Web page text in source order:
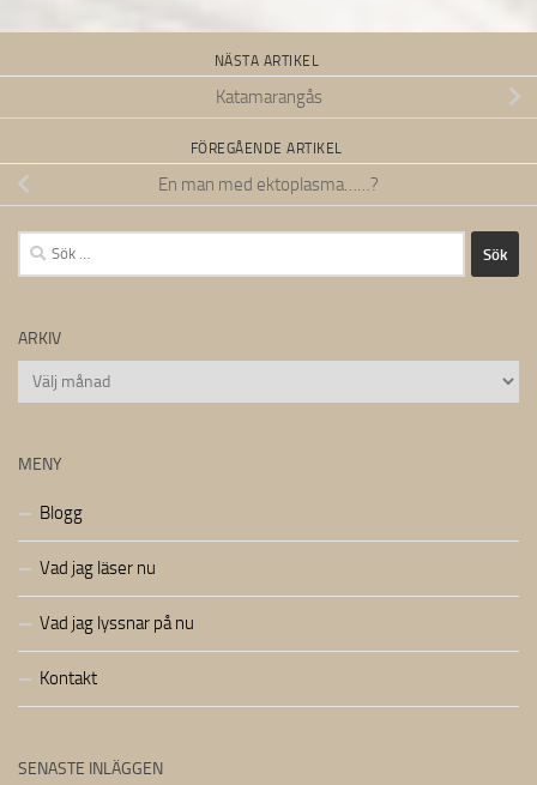
NÄSTA ARTIKEL
Katamarangås
FÖREGÅENDE ARTIKEL
En man med ektoplasma……?
Sök
efter:
ARKIV
Arkiv
MENY
Blogg
Vad jag läser nu
Vad jag lyssnar på nu
Kontakt
SENASTE INLÄGGEN